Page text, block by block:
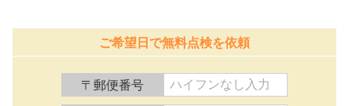
ご希望日で無料点検を依頼
〒郵便番号